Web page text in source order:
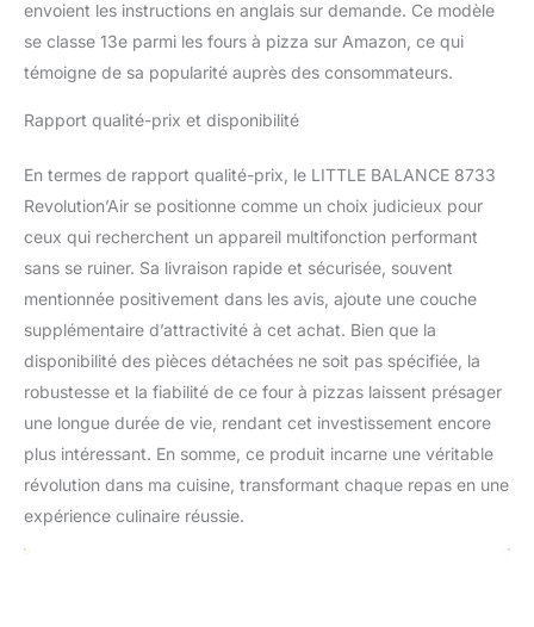
envoient les instructions en anglais sur demande. Ce modèle
se classe 13e parmi les fours à pizza sur Amazon, ce qui
témoigne de sa popularité auprès des consommateurs.
Rapport qualité-prix et disponibilité
En termes de rapport qualité-prix, le LITTLE BALANCE 8733
Revolution’Air se positionne comme un choix judicieux pour
ceux qui recherchent un appareil multifonction performant
sans se ruiner. Sa livraison rapide et sécurisée, souvent
mentionnée positivement dans les avis, ajoute une couche
supplémentaire d’attractivité à cet achat. Bien que la
disponibilité des pièces détachées ne soit pas spécifiée, la
robustesse et la fiabilité de ce four à pizzas laissent présager
une longue durée de vie, rendant cet investissement encore
plus intéressant. En somme, ce produit incarne une véritable
révolution dans ma cuisine, transformant chaque repas en une
expérience culinaire réussie.